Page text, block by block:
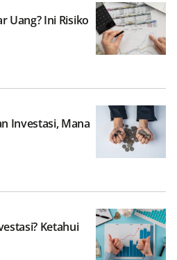
Uang? Ini Risiko
Investasi, Mana
Ketahui